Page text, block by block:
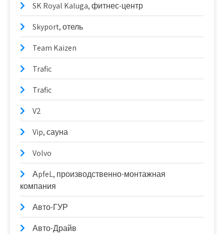
SK Royal Kaluga, фитнес-центр
Skyport, отель
Team Kaizen
Trafic
Trafic
V2
Vip, сауна
Volvo
АpfeL, производственно-монтажная
компания
Авто-ГУР
Авто-Драйв